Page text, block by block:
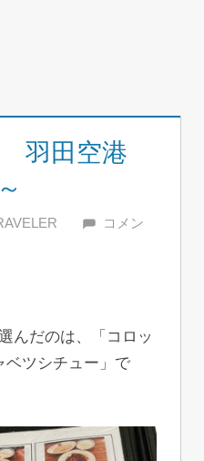
羽田空港
コメン
んだのは、「コロッ
ベツシチュー」で